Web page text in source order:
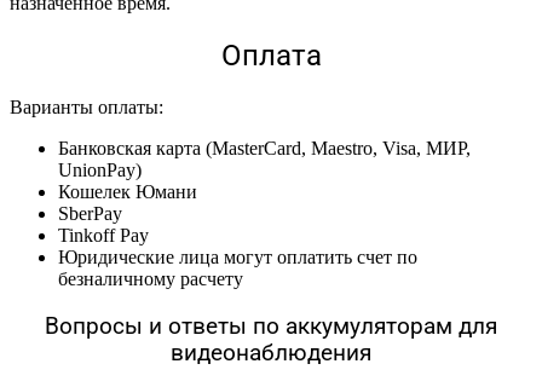
Оплата
Варианты оплаты:
Банковская карта (MasterCard, Maestro, Visa, МИР,
UnionPay)
Кошелек Юмани
SberPay
Tinkoff Pay
Юридические лица могут оплатить счет по
безналичному расчету
Вопросы и ответы по аккумуляторам для
видеонаблюдения